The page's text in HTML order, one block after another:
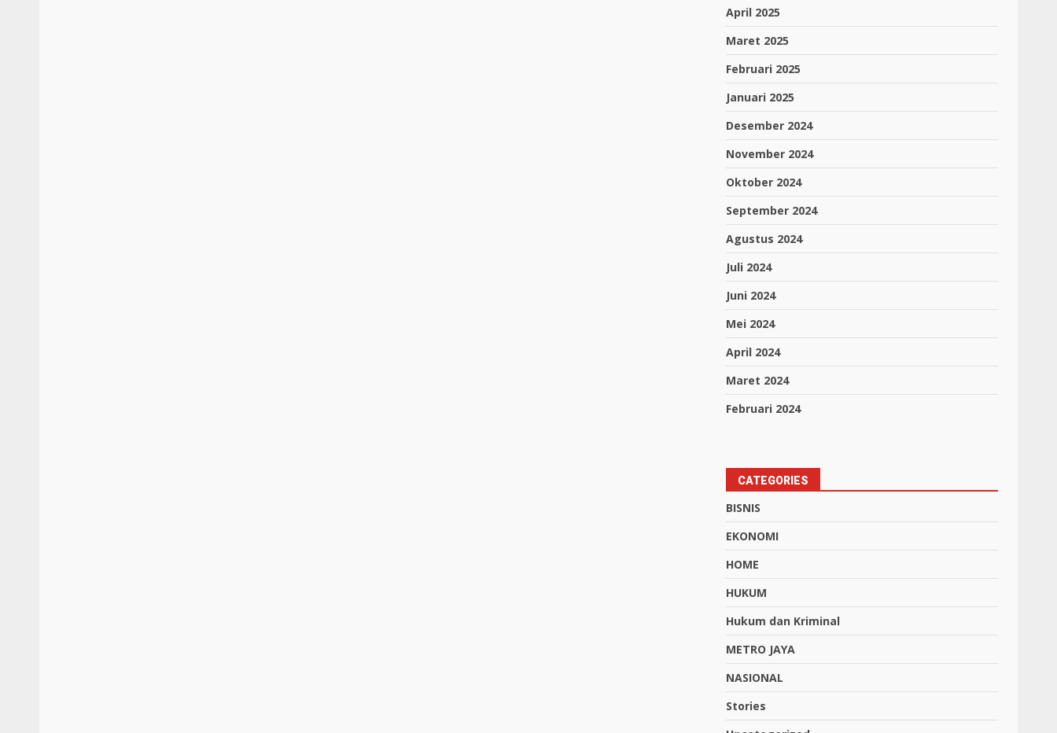
April 2025
Maret 2025
Februari 2025
Januari 2025
Desember 2024
November 2024
Oktober 2024
September 2024
Agustus 2024
Juli 2024
Juni 2024
Mei 2024
April 2024
Maret 2024
Februari 2024
CATEGORIES
BISNIS
EKONOMI
HOME
HUKUM
Hukum dan Kriminal
METRO JAYA
NASIONAL
Stories